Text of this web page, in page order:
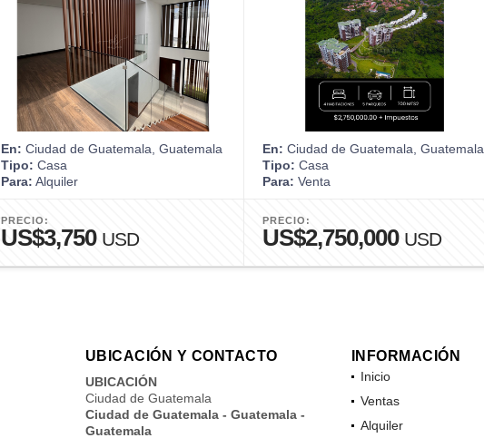
En: Ciudad de Guatemala, Guatemala
Tipo: Casa
Para: Alquiler
PRECIO:
US$3,750 USD
En: Ciudad de Guatemala, Guatemala
Tipo: Casa
Para: Venta
PRECIO:
US$2,750,000 USD
UBICACIÓN Y CONTACTO
UBICACIÓN
Ciudad de Guatemala
Ciudad de Guatemala - Guatemala -
Guatemala
INFORMACIÓN
Inicio
Ventas
Alquiler